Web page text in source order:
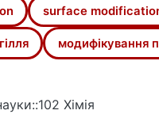
surface
модифікування
Хімія